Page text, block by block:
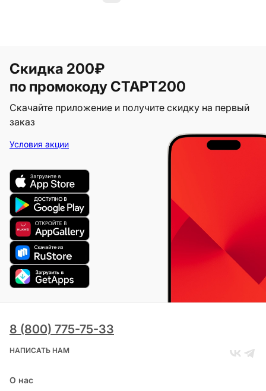
Скидка 200₽
по промокоду СТАРТ200
Скачайте приложение и получите скидку на первый
заказ
Условия акции
8 (800) 775-75-33
НАПИСАТЬ НАМ
О нас